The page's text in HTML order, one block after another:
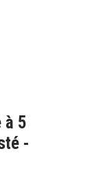
à 5
-